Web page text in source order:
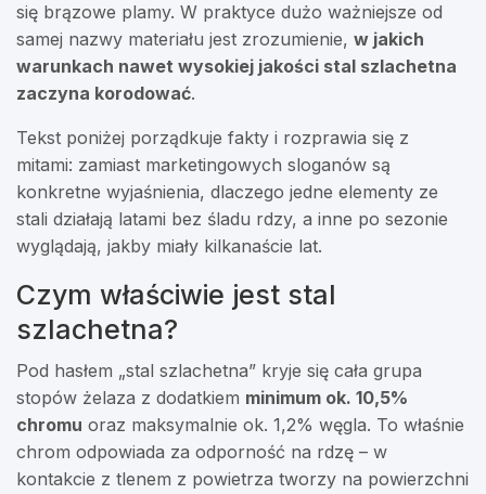
się brązowe plamy. W praktyce dużo ważniejsze od
samej nazwy materiału jest zrozumienie, w jakich
warunkach nawet wysokiej jakości stal szlachetna
zaczyna korodować.
Tekst poniżej porządkuje fakty i rozprawia się z
mitami: zamiast marketingowych sloganów są
konkretne wyjaśnienia, dlaczego jedne elementy ze
stali działają latami bez śladu rdzy, a inne po sezonie
wyglądają, jakby miały kilkanaście lat.
Czym właściwie jest stal
szlachetna?
Pod hasłem „stal szlachetna” kryje się cała grupa
stopów żelaza z dodatkiem minimum ok. 10,5%
chromu oraz maksymalnie ok. 1,2% węgla. To właśnie
chrom odpowiada za odporność na rdzę – w
kontakcie z tlenem z powietrza tworzy na powierzchni